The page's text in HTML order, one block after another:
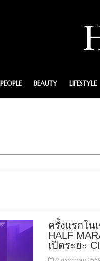
PEOPLE BEAUTY LIFESTYLE
ครั้งแรกใน
HALF
เปิดระยะ